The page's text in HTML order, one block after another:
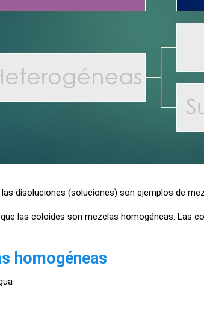
disoluciones (soluciones) son ejemplos de
las coloides son mezclas homogéneas. Las
homogéneas